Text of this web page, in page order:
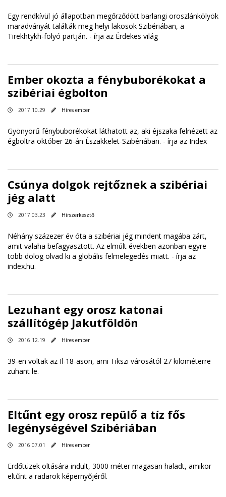
Egy rendkívül jó állapotban megőrződött barlangi oroszlánkölyök
maradványát találták meg helyi lakosok Szibériában, a
Tirekhtykh-folyó partján. - írja az Érdekes világ
Ember okozta a fénybuborékokat a
szibériai égbolton
2017.10.29 Híres ember
Gyönyörű fénybuborékokat láthatott az, aki éjszaka felnézett az
égboltra október 26-án Északkelet-Szibériában. - írja az Index
Csúnya dolgok rejtőznek a szibériai
jég alatt
2017.03.23 Hírszerkesztő
Néhány százezer év óta a szibériai jég mindent magába zárt,
amit valaha befagyasztott. Az elmúlt években azonban egyre
több dolog olvad ki a globális felmelegedés miatt. - írja az
index.hu.
Lezuhant egy orosz katonai
szállítógép Jakutföldön
2016.12.19 Híres ember
39-en voltak az Il-18-ason, ami Tikszi városától 27 kilométerre
zuhant le.
Eltűnt egy orosz repülő a tíz fős
legénységével Szibériában
2016.07.01 Híres ember
Erdőtüzek oltására indult, 3000 méter magasan haladt, amikor
eltűnt a radarok képernyőjéről.